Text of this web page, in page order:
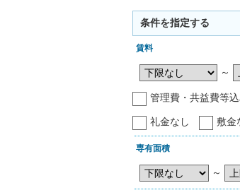
条件を指定する
賃料
～
管理費・共益費等
礼金なし 敷金
専有面積
～